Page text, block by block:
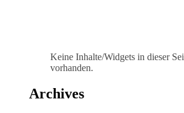
Keine Inhalte/Widgets in dieser
vorhanden.
Archives